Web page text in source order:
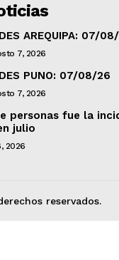
AREQUIPA: 07/
7, 2026
PUNO: 07/08/26
7, 2026
personas fue la
julio
2026
reservados.